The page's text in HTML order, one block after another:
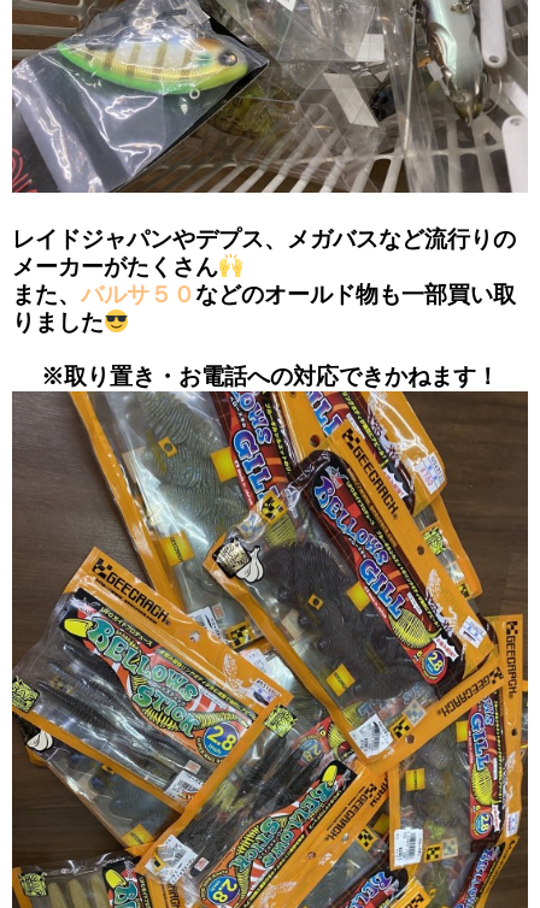
レイドジャパンやデプス、メガバスなど流行りの
メーカーがたくさん
また、 バルサ５０などのオールド物も一部買い取
りました
※取り置き・お電話への対応できかねます！